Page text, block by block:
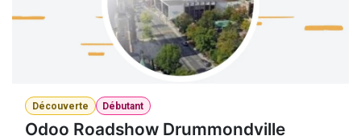
Découverte Débutant
Odoo Roadshow Drummondville